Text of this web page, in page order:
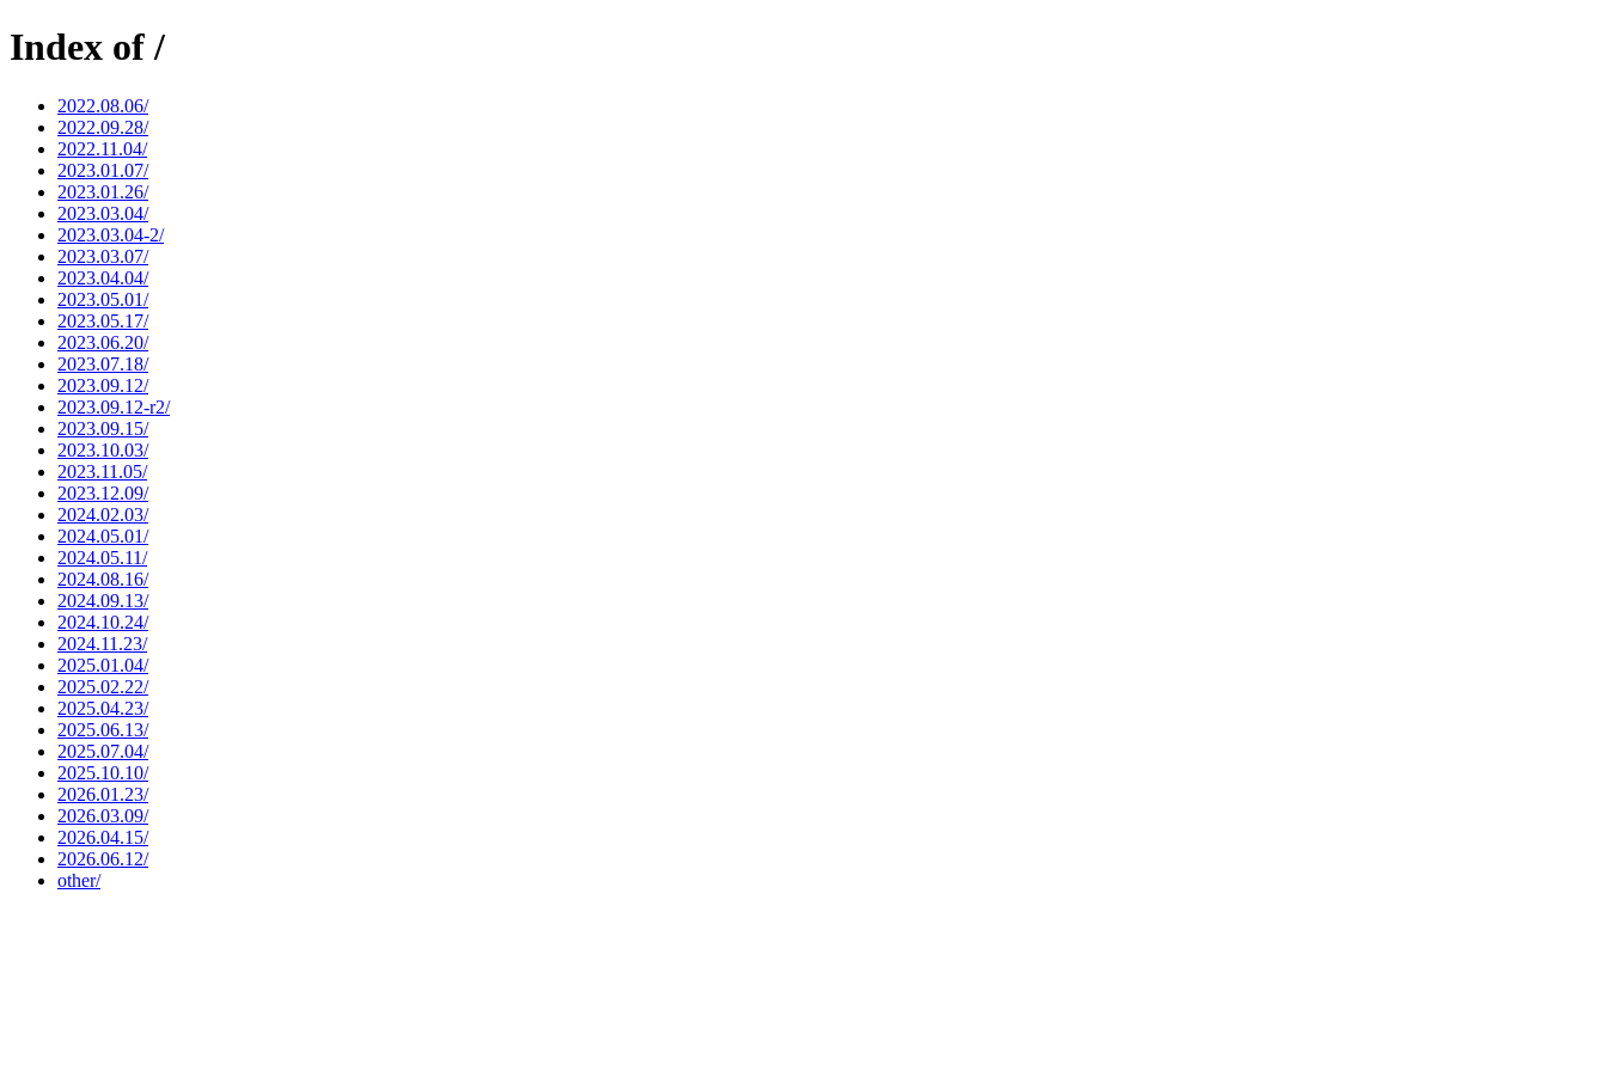
Index of /
2022.08.06/
2022.09.28/
2022.11.04/
2023.01.07/
2023.01.26/
2023.03.04/
2023.03.04-2/
2023.03.07/
2023.04.04/
2023.05.01/
2023.05.17/
2023.06.20/
2023.07.18/
2023.09.12/
2023.09.12-r2/
2023.09.15/
2023.10.03/
2023.11.05/
2023.12.09/
2024.02.03/
2024.05.01/
2024.05.11/
2024.08.16/
2024.09.13/
2024.10.24/
2024.11.23/
2025.01.04/
2025.02.22/
2025.04.23/
2025.06.13/
2025.07.04/
2025.10.10/
2026.01.23/
2026.03.09/
2026.04.15/
2026.06.12/
other/